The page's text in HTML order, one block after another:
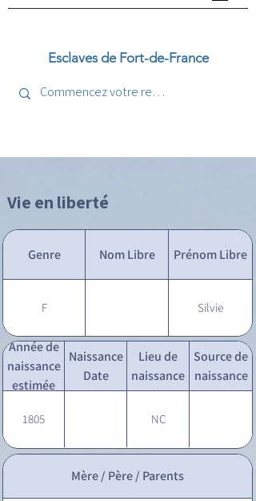
Esclaves de Fort-de-France
Vie en liberté
Genre Nom Libre Prénom Libre
F Silvie
Année de
naissance
estimée
Naissance
Date
Lieu de
naissance
Source de
naissance
1805 NC
Mère / Père / Parents